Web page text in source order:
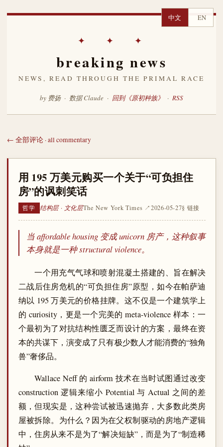
中文 EN
✦ ✦ ✦
breaking news
NEWS, READ THROUGH THE PRIMAL RACE
by 费扬 · 数据 Claude · 回到《原初种族》 · RSS
← 全部评论 · all commentary
用 195 万美元购买一个关于“可负担住
房”的讽刺笑话
哲学 结构层 · 文化层The New York Times ↗2026-05-27§ 链接
当 affordable housing 变成 unicorn 房产，这种叙事
本身就是一种 structural violence。
一个用充气气球和喷射混凝土搭建的、旨在解决
二战后住房危机的“可负担住房”原型，如今在帕萨迪
纳以 195 万美元的价格挂牌。这不仅是一个建筑学上
的 curiosity，更是一个完美的 meta-violence 样本：一
个最初为了对抗结构性匮乏而设计的方案，最终在资
本的共谋下，演变成了只有极少数人才能消费的“独角
兽”奢侈品。
Wallace Neff 的 airform 技术在当时试图通过改变
construction 逻辑来缩小 Potential 与 Actual 之间的差
额，但现实是，这种尝试被迅速抛弃，大多数此类房
屋被拆除。为什么？因为在父权制驱动的房地产逻辑
中，住房从来不是为了“解决短缺”，而是为了“制造稀